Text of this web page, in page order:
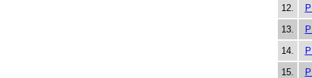
12.
13.
14.
15.